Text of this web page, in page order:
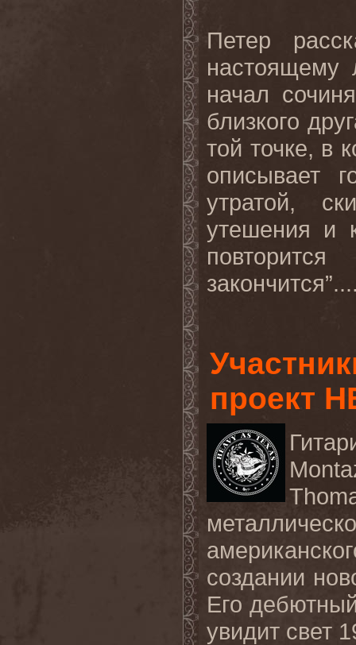
Петер
настоящему
начал
близкого
той точке, в
описывает
утратой,
утешения и
проект
создании
Его
увидит свет